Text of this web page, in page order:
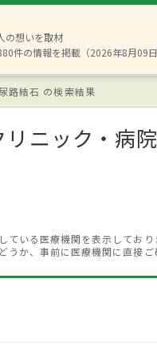
の想いを取材
件の情報を掲載（2026年8月09日
尿路結石 の検索結果
リニック・病院
いる医療機関を表示してお
か、事前に医療機関に直接ご